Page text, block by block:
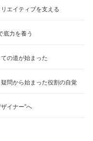
エイティブを支える
底力を養う
の道が始まった
問から始まった役割の自覚
イナー”へ